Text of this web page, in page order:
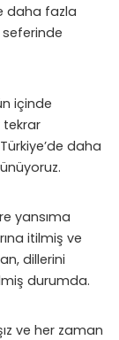
daha fazla
seferinde
içinde
tekrar
daha
yansıma
itilmiş ve
dillerini
durumda.
ve her zaman